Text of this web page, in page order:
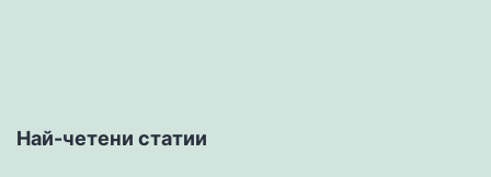
Най-четени статии